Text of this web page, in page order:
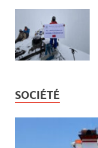
SOCIÉTÉ